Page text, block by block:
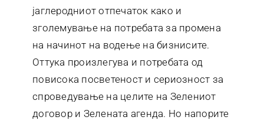
јаглеродниот отпечаток како и
зголемување на потребата за промена
на начинот на водење на бизнисите.
Оттука произлегува и потребата од
повисока посветеност и сериозност за
спроведување на целите на Зелениот
договор и Зелената агенда. Но напорите